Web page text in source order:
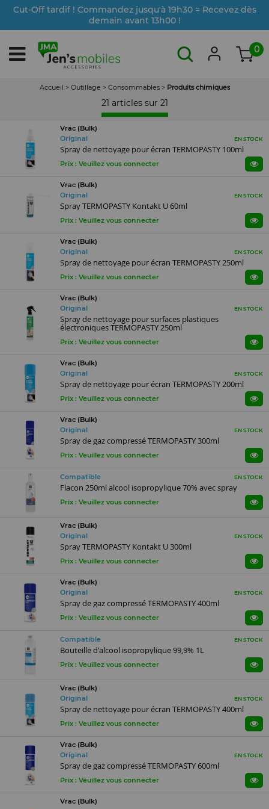
Cut-Off tardif ! Commandez jusqu'à 19h30 = Recevez dès
demain avant 13h00 !
0
Accueil > Outillage > Consommables > Produits chimiques
21 articles sur 21
Vrac (Bulk)
Original
EN STOCK
Spray de nettoyage pour écran TERMOPASTY 100ml
Prix : Veuillez vous connecter
Vrac (Bulk)
Original
EN STOCK
Spray TERMOPASTY Kontakt U 60ml
Prix : Veuillez vous connecter
Vrac (Bulk)
Original
EN STOCK
Spray de nettoyage pour écran TERMOPASTY 250ml
Prix : Veuillez vous connecter
Vrac (Bulk)
Original
EN STOCK
Spray de nettoyage pour surfaces plastiques
électroniques TERMOPASTY 250ml
Prix : Veuillez vous connecter
Vrac (Bulk)
Original
EN STOCK
Spray de nettoyage pour écran TERMOPASTY 200ml
Prix : Veuillez vous connecter
Vrac (Bulk)
Original
EN STOCK
Spray de gaz compressé TERMOPASTY 300ml
Prix : Veuillez vous connecter
Compatible EN STOCK
Flacon 250ml alcool isopropylique 70% avec spray
Prix : Veuillez vous connecter
Vrac (Bulk)
Original
EN STOCK
Spray TERMOPASTY Kontakt U 300ml
Prix : Veuillez vous connecter
Vrac (Bulk)
Original
EN STOCK
Spray de gaz compressé TERMOPASTY 400ml
Prix : Veuillez vous connecter
Compatible EN STOCK
Bouteille d'alcool isopropylique 99,9% 1L
Prix : Veuillez vous connecter
Vrac (Bulk)
Original
EN STOCK
Spray de nettoyage pour écran TERMOPASTY 400ml
Prix : Veuillez vous connecter
Vrac (Bulk)
Original
EN STOCK
Spray de gaz compressé TERMOPASTY 600ml
Prix : Veuillez vous connecter
Vrac (Bulk)